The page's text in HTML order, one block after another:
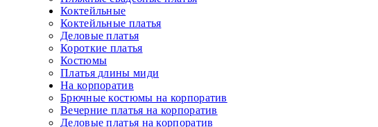
Коктейльные
Коктейльные платья
Деловые платья
Короткие платья
Костюмы
Платья длины миди
На корпоратив
Брючные костюмы на корпоратив
Вечерние платья на корпоратив
Деловые платья на корпоратив